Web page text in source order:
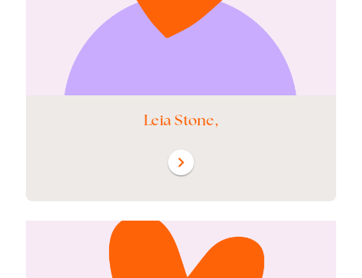
Leia Stone,
chevron_right